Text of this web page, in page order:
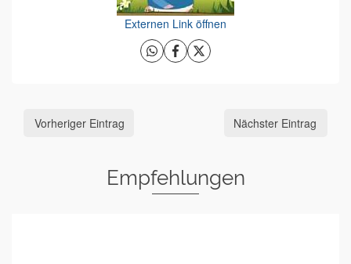
Externen Link öffnen
Vorheriger Eintrag Nächster Eintrag
Empfehlungen